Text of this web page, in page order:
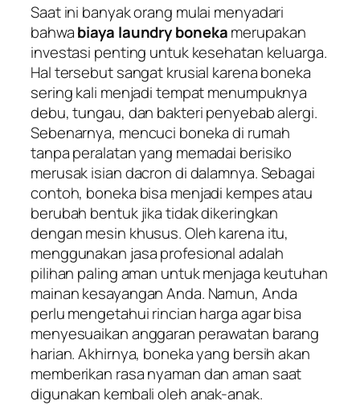
Saat ini banyak orang mulai menyadari
bahwabiaya laundry bonekamerupakan
investasi penting untuk kesehatan keluarga.
Hal tersebut sangat krusial karena boneka
sering kali menjadi tempat menumpuknya
debu, tungau, dan bakteri penyebab alergi.
Sebenarnya, mencuci boneka di rumah
tanpa peralatan yang memadai berisiko
merusak isian dacron di dalamnya. Sebagai
contoh, boneka bisa menjadi kempes atau
berubah bentuk jika tidak dikeringkan
dengan mesin khusus. Oleh karena itu,
menggunakan jasa profesional adalah
pilihan paling aman untuk menjaga keutuhan
mainan kesayangan Anda. Namun, Anda
perlu mengetahui rincian harga agar bisa
menyesuaikan anggaran perawatan barang
harian. Akhirnya, boneka yang bersih akan
memberikan rasa nyaman dan aman saat
digunakan kembali oleh anak-anak.